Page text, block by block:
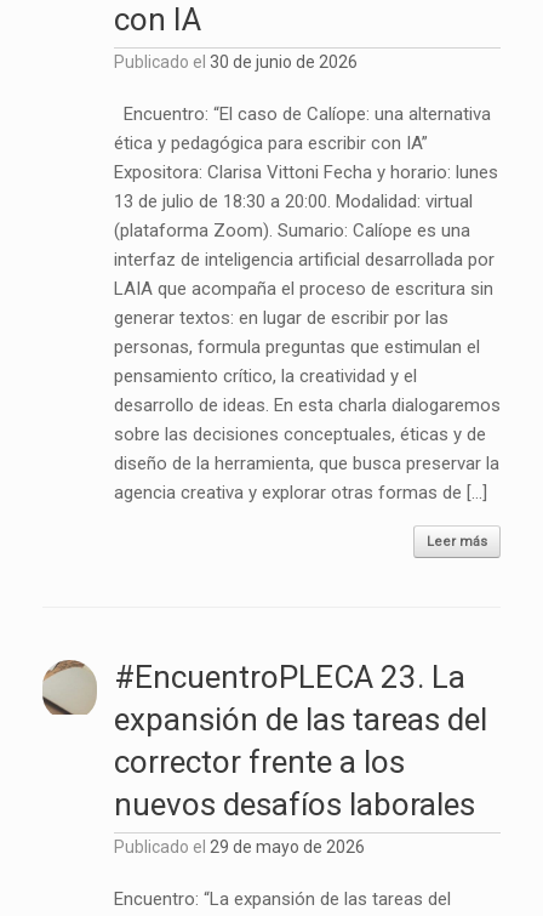
con IA
Publicado el 30 de junio de 2026
Encuentro: “El caso de Calíope: una alternativa
ética y pedagógica para escribir con IA”
Expositora: Clarisa Vittoni Fecha y horario: lunes
13 de julio de 18:30 a 20:00. Modalidad: virtual
(plataforma Zoom). Sumario: Calíope es una
interfaz de inteligencia artificial desarrollada por
LAIA que acompaña el proceso de escritura sin
generar textos: en lugar de escribir por las
personas, formula preguntas que estimulan el
pensamiento crítico, la creatividad y el
desarrollo de ideas. En esta charla dialogaremos
sobre las decisiones conceptuales, éticas y de
diseño de la herramienta, que busca preservar la
agencia creativa y explorar otras formas de […]
Leer más
#EncuentroPLECA 23. La
expansión de las tareas del
corrector frente a los
nuevos desafíos laborales
Publicado el 29 de mayo de 2026
Encuentro: “La expansión de las tareas del